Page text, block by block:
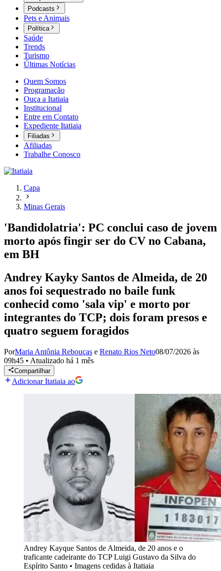
Podcasts
Pets e Animais
Política
Saúde
Trends
Turismo
Últimas Notícias
Quem Somos
Programação
Ouça a Itatiaia
Institucional
Entre em Contato
Expediente Itatiaia
Filiadas
Afiliadas
Trabalhe Conosco
Capa
Minas Gerais
'Bandidolatria': PC conclui caso de jovem
morto após fingir ser do CV no Cabana,
em BH
Andrey Kayky Santos de Almeida, de 20
anos foi sequestrado no baile funk
conhecid como 'sala vip' e morto por
integrantes do TCP; dois foram presos e
quatro seguem foragidos
PorMaria Antônia Rebouças e Renato Rios Neto08/07/2026 às
09h45 • Atualizado há 1 mês
Compartilhar
Adicionar Itatiaia ao
Andrey Kayque Santos de Almeida, de 20 anos e o
traficante cadeirante do TCP Luigi Gustavo da Silva do
Espírito Santo • Imagens cedidas à Itatiaia